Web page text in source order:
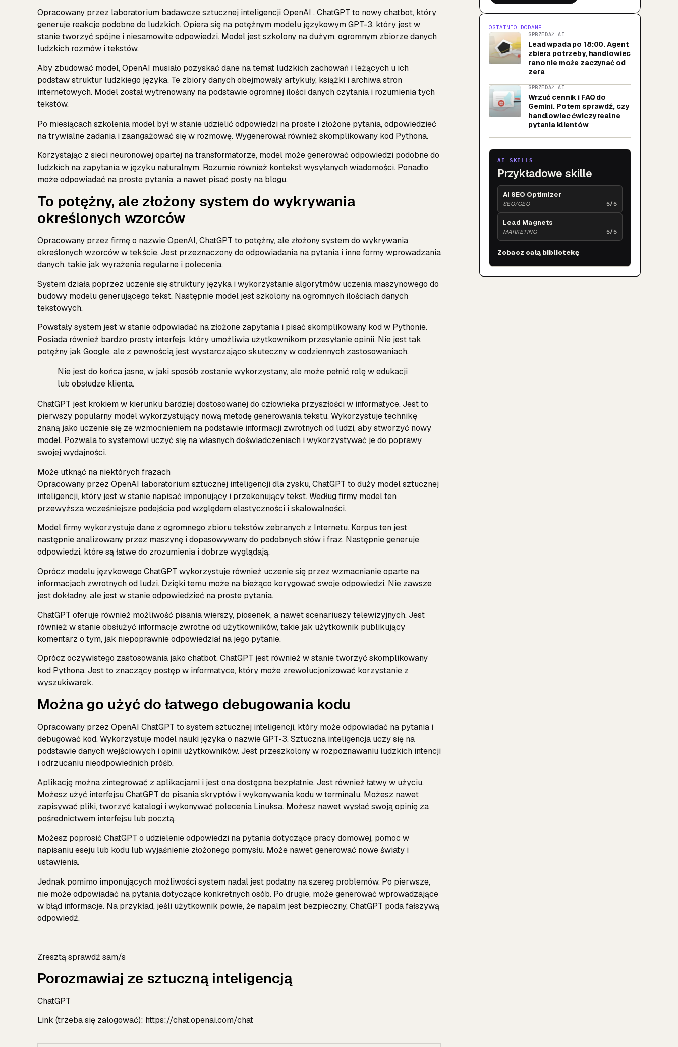
Opracowany przez laboratorium badawcze sztucznej inteligencji OpenAI , ChatGPT to nowy chatbot, który
generuje reakcje podobne do ludzkich. Opiera się na potężnym modelu językowym GPT-3, który jest w
stanie tworzyć spójne i niesamowite odpowiedzi. Model jest szkolony na dużym, ogromnym zbiorze danych
ludzkich rozmów i tekstów.
Aby zbudować model, OpenAI musiało pozyskać dane na temat ludzkich zachowań i leżących u ich
podstaw struktur ludzkiego języka. Te zbiory danych obejmowały artykuły, książki i archiwa stron
internetowych. Model został wytrenowany na podstawie ogromnej ilości danych czytania i rozumienia tych
tekstów.
Po miesiącach szkolenia model był w stanie udzielić odpowiedzi na proste i złożone pytania, odpowiedzieć
na trywialne zadania i zaangażować się w rozmowę. Wygenerował również skomplikowany kod Pythona.
Korzystając z sieci neuronowej opartej na transformatorze, model może generować odpowiedzi podobne do
ludzkich na zapytania w języku naturalnym. Rozumie również kontekst wysyłanych wiadomości. Ponadto
może odpowiadać na proste pytania, a nawet pisać posty na blogu.
To potężny, ale złożony system do wykrywania
określonych wzorców
Opracowany przez firmę o nazwie OpenAI, ChatGPT to potężny, ale złożony system do wykrywania
określonych wzorców w tekście. Jest przeznaczony do odpowiadania na pytania i inne formy wprowadzania
danych, takie jak wyrażenia regularne i polecenia.
System działa poprzez uczenie się struktury języka i wykorzystanie algorytmów uczenia maszynowego do
budowy modelu generującego tekst. Następnie model jest szkolony na ogromnych ilościach danych
tekstowych.
Powstały system jest w stanie odpowiadać na złożone zapytania i pisać skomplikowany kod w Pythonie.
Posiada również bardzo prosty interfejs, który umożliwia użytkownikom przesyłanie opinii. Nie jest tak
potężny jak Google, ale z pewnością jest wystarczająco skuteczny w codziennych zastosowaniach.
Nie jest do końca jasne, w jaki sposób zostanie wykorzystany, ale może pełnić rolę w edukacji
lub obsłudze klienta.
ChatGPT jest krokiem w kierunku bardziej dostosowanej do człowieka przyszłości w informatyce. Jest to
pierwszy popularny model wykorzystujący nową metodę generowania tekstu. Wykorzystuje technikę
znaną jako uczenie się ze wzmocnieniem na podstawie informacji zwrotnych od ludzi, aby stworzyć nowy
model. Pozwala to systemowi uczyć się na własnych doświadczeniach i wykorzystywać je do poprawy
swojej wydajności.
Może utknąć na niektórych frazach
Opracowany przez OpenAI laboratorium sztucznej inteligencji dla zysku, ChatGPT to duży model sztucznej
inteligencji, który jest w stanie napisać imponujący i przekonujący tekst. Według firmy model ten
przewyższa wcześniejsze podejścia pod względem elastyczności i skalowalności.
Model firmy wykorzystuje dane z ogromnego zbioru tekstów zebranych z Internetu. Korpus ten jest
następnie analizowany przez maszynę i dopasowywany do podobnych słów i fraz. Następnie generuje
odpowiedzi, które są łatwe do zrozumienia i dobrze wyglądają.
Oprócz modelu językowego ChatGPT wykorzystuje również uczenie się przez wzmacnianie oparte na
informacjach zwrotnych od ludzi. Dzięki temu może na bieżąco korygować swoje odpowiedzi. Nie zawsze
jest dokładny, ale jest w stanie odpowiedzieć na proste pytania.
ChatGPT oferuje również możliwość pisania wierszy, piosenek, a nawet scenariuszy telewizyjnych. Jest
również w stanie obsłużyć informacje zwrotne od użytkowników, takie jak użytkownik publikujący
komentarz o tym, jak niepoprawnie odpowiedział na jego pytanie.
Oprócz oczywistego zastosowania jako chatbot, ChatGPT jest również w stanie tworzyć skomplikowany
kod Pythona. Jest to znaczący postęp w informatyce, który może zrewolucjonizować korzystanie z
wyszukiwarek.
Można go użyć do łatwego debugowania kodu
Opracowany przez OpenAI ChatGPT to system sztucznej inteligencji, który może odpowiadać na pytania i
debugować kod. Wykorzystuje model nauki języka o nazwie GPT-3. Sztuczna inteligencja uczy się na
podstawie danych wejściowych i opinii użytkowników. Jest przeszkolony w rozpoznawaniu ludzkich intencji
i odrzucaniu nieodpowiednich próśb.
Aplikację można zintegrować z aplikacjami i jest ona dostępna bezpłatnie. Jest również łatwy w użyciu.
Możesz użyć interfejsu ChatGPT do pisania skryptów i wykonywania kodu w terminalu. Możesz nawet
zapisywać pliki, tworzyć katalogi i wykonywać polecenia Linuksa. Możesz nawet wysłać swoją opinię za
pośrednictwem interfejsu lub pocztą.
Możesz poprosić ChatGPT o udzielenie odpowiedzi na pytania dotyczące pracy domowej, pomoc w
napisaniu eseju lub kodu lub wyjaśnienie złożonego pomysłu. Może nawet generować nowe światy i
ustawienia.
Jednak pomimo imponujących możliwości system nadal jest podatny na szereg problemów. Po pierwsze,
nie może odpowiadać na pytania dotyczące konkretnych osób. Po drugie, może generować wprowadzające
w błąd informacje. Na przykład, jeśli użytkownik powie, że napalm jest bezpieczny, ChatGPT poda fałszywą
odpowiedź.
Zresztą sprawdź sam/s
Porozmawiaj ze sztuczną inteligencją
ChatGPT
Link (trzeba się zalogować): https://chat.openai.com/chat
OSTATNIO DODANE
SPRZEDAŻ AI
Lead wpada po 18:00. Agent
zbiera potrzeby, handlowiec
rano nie może zaczynać od
zera
SPRZEDAŻ AI
Wrzuć cennik i FAQ do
Gemini. Potem sprawdź, czy
handlowiec ćwiczy realne
pytania klientów
AI SKILLS
Przykładowe skille
AI SEO Optimizer
SEO/GEO 5/5
Lead Magnets
MARKETING 5/5
Zobacz całą bibliotekę